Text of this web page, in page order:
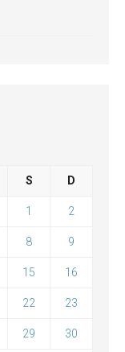
S D
1 2
8 9
15 16
22 23
29 30